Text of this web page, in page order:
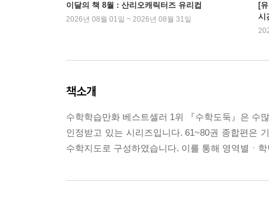
이달의 책 8월 : 산리오캐릭터즈 유리컵
2026년 08월 01일 ~ 2026년 08월 31일
[
시
책소개
수학학습만화 베스트셀러 1위 『수학도둑』은 수
인정받고 있는 시리즈입니다. 61~80권 종합편은
수학지도로 구성하였습니다. 이를 통해 영역별ㆍ